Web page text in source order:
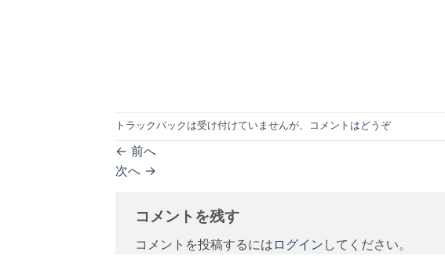
トラックバックは受け付けていませんが、 コメントはどうぞ
← 前へ
次へ →
コメントを残す
コメントを投稿するには ログイン してください。